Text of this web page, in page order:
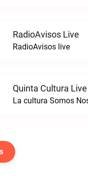
RadioAvisos Live
RadioAvisos live
Quinta Cultura Live
La cultura Somos